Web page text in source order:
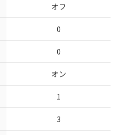
オフ
0
0
オン
1
3